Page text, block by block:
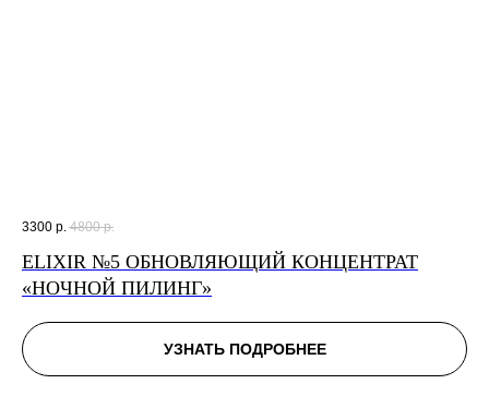
3300 р. 4800 р.
ELIXIR №5 ОБНОВЛЯЮЩИЙ КОНЦЕНТРАТ
«НОЧНОЙ ПИЛИНГ»
УЗНАТЬ ПОДРОБНЕЕ